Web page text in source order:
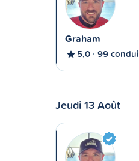
Graham
5,0 99
Jeudi 13 Août